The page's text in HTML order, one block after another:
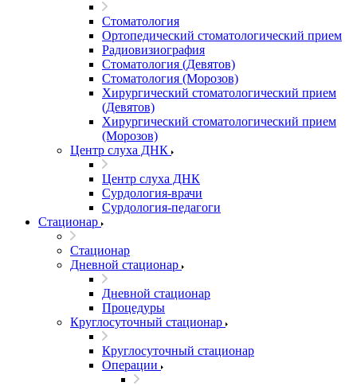
Стоматология
Ортопедический стоматологический прием
Радиовизиография
Стоматология (Девятов)
Стоматология (Морозов)
Хирургический стоматологический прием
(Девятов)
Хирургический стоматологический прием
(Морозов)
Центр слуха ДНК
Центр слуха ДНК
Сурдология-врачи
Сурдология-педагоги
Стационар
Стационар
Дневной стационар
Дневной стационар
Процедуры
Круглосуточный стационар
Круглосуточный стационар
Операции